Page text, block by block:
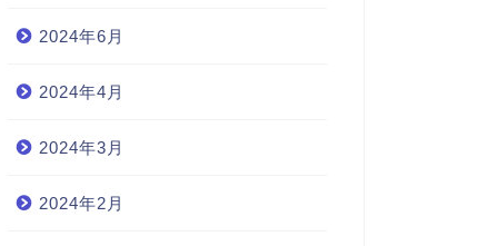
2024年6月
2024年4月
2024年3月
2024年2月